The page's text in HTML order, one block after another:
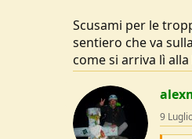
Scusami per le
sentiero che va
come si arriva lì
9